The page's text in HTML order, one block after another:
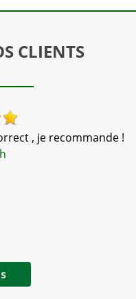
CLIENTS
, je recommande !